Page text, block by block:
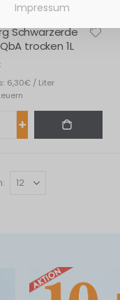
Schwarzerde
trocken 1L
6,30€ / Liter
Impressum